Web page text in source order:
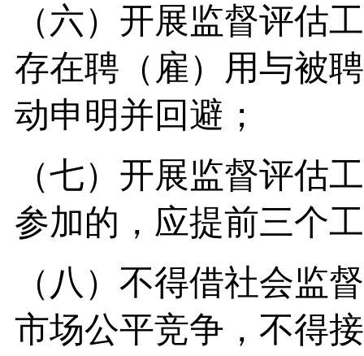
（六）开展监督评估
存在聘（雇）用与被
动申明并回避；
（七）开展监督评估
参加的，应提前三个
（八）不得借社会监
市场公平竞争，不得